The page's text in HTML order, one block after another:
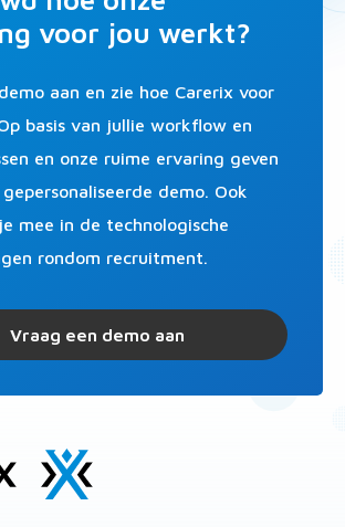
voor jou werkt?
aan en zie hoe Carerix voor
basis van jullie workflow en
en onze ruime ervaring geven
demo. Ook
mee in de technologische
rondom recruitment.
Vraag een demo aan